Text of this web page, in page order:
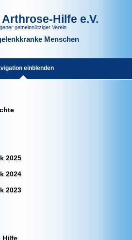
Hilfe e.V.
gemeinnütziger Verein
Menschen
einblenden
2025
2024
2023
Hilfe